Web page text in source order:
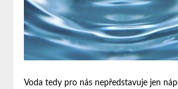
Voda tedy pro nás nepředstavuje jen